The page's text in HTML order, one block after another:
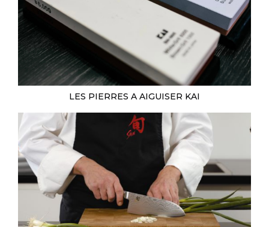
LES PIERRES A AIGUISER KAI